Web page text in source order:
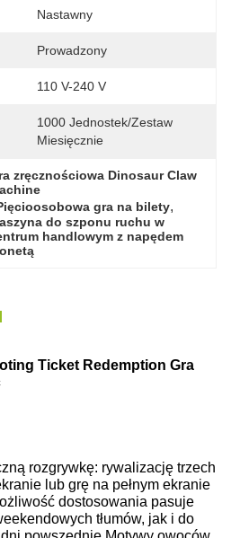
Nastawny
Prowadzony
110 V-240 V
1000 Jednostek/zestaw
Miesięcznie
zręcznościowa Dinosaur Claw
gra na bilety,
do szponu ruchu w
handlowym z napędem
Ticket Redemption Gra
rozgrywkę: rywalizację trzech
lub grę na pełnym ekranie
dostosowania pasuje
tłumów, jak i do